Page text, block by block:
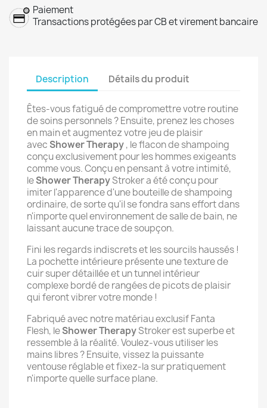
Paiement
Transactions protégées par CB et virement bancaire
Description Détails du produit
Êtes-vous fatigué de compromettre votre routine
de soins personnels ? Ensuite, prenez les choses
en main et augmentez votre jeu de plaisir
avecShower Therapy, le flacon de shampoing
conçu exclusivement pour les hommes exigeants
comme vous. Conçu en pensant à votre intimité,
leShower TherapyStroker a été conçu pour
imiter l'apparence d'une bouteille de shampoing
ordinaire, de sorte qu'il se fondra sans effort dans
n'importe quel environnement de salle de bain, ne
laissant aucune trace de soupçon.
Fini les regards indiscrets et les sourcils haussés !
La pochette intérieure présente une texture de
cuir super détaillée et un tunnel intérieur
complexe bordé de rangées de picots de plaisir
qui feront vibrer votre monde !
Fabriqué avec notre matériau exclusif Fanta
Flesh, leShower TherapyStroker est superbe et
ressemble à la réalité. Voulez-vous utiliser les
mains libres ? Ensuite, vissez la puissante
ventouse réglable et fixez-la sur pratiquement
n'importe quelle surface plane.